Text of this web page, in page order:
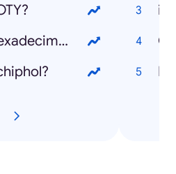
Hoe werkt hexadecimaal?